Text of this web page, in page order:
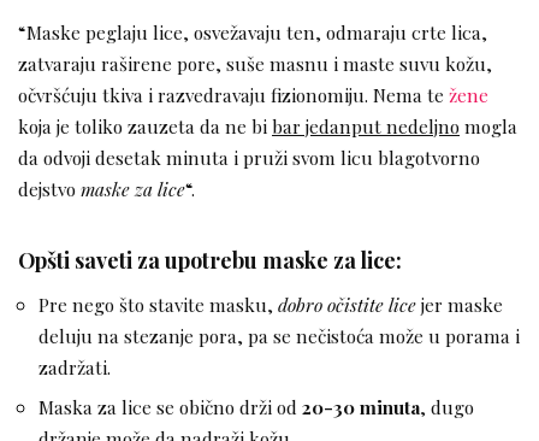
“Maske peglaju lice, osvežavaju ten, odmaraju crte lica,
zatvaraju raširene pore, suše masnu i maste suvu kožu,
očvršćuju tkiva i razvedravaju fizionomiju. Nema te žene
koja je toliko zauzeta da ne bibar jedanput nedeljnomogla
da odvoji desetak minuta i pruži svom licu blagotvorno
dejstvomaske za lice“.
Opšti saveti za upotrebu maske za lice:
Pre nego što stavite masku, dobro očistite licejer maske
deluju na stezanje pora, pa se nečistoća može u porama i
zadržati.
Maska za lice se obično drži od 20-30 minuta, dugo